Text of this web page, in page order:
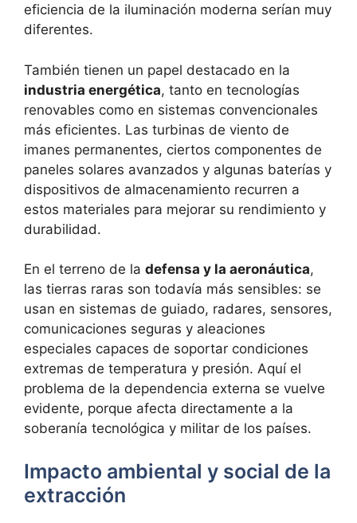
eficiencia de la iluminación moderna serían muy
diferentes.
También tienen un papel destacado en la
industria energética, tanto en tecnologías
renovables como en sistemas convencionales
más eficientes. Las turbinas de viento de
imanes permanentes, ciertos componentes de
paneles solares avanzados y algunas baterías y
dispositivos de almacenamiento recurren a
estos materiales para mejorar su rendimiento y
durabilidad.
En el terreno de la defensa y la aeronáutica,
las tierras raras son todavía más sensibles: se
usan en sistemas de guiado, radares, sensores,
comunicaciones seguras y aleaciones
especiales capaces de soportar condiciones
extremas de temperatura y presión. Aquí el
problema de la dependencia externa se vuelve
evidente, porque afecta directamente a la
soberanía tecnológica y militar de los países.
Impacto ambiental y social de la
extracción